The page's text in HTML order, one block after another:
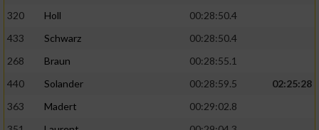
320
Holl
00:28:50.4
433
Schwarz
00:28:50.4
268
Braun
00:28:55.1
440
Solander 00:28:59.5
02:25:28
363
Madert
00:29:02.8